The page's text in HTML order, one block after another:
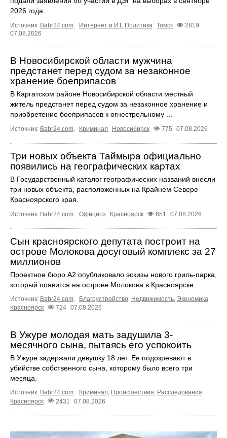
2026 года.
Источник: Babr24.com. Интернет и ИТ, Политика Томск
2819
07.08.2026
В Новосибирской области мужчина
предстанет перед судом за незаконное
хранение боеприпасов
В Каргатском районе Новосибирской области местный
житель предстанет перед судом за незаконное хранение и
приобретение боеприпасов к огнестрельному ...
Источник: Babr24.com. Криминал Новосибирск 775 07.08.2026
Три новых объекта Таймыра официально
появились на географических картах
В Государственный каталог географических названий внесли
три новых объекта, расположенных на Крайнем Севере
Красноярского края.
Источник: Babr24.com. Официоз Красноярск 651 07.08.2026
Сын красноярского депутата построит на
острове Молокова досуговый комплекс за 27
миллионов
Проектное бюро А2 опубликовало эскизы нового гриль-парка,
который появится на острове Молокова в Красноярске.
Источник: Babr24.com. Благоустройство, Недвижимость, Экономика
Красноярск
724 07.08.2026
В Ужуре молодая мать задушила 3-
месячного сына, пытаясь его успокоить
В Ужуре задержали девушку 18 лет. Ее подозревают в
убийстве собственного сына, которому было всего три
месяца.
Источник: Babr24.com. Криминал, Происшествия, Расследования
Красноярск
2431 07.08.2026